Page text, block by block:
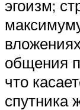
эгоизм;
общения
что
спутника